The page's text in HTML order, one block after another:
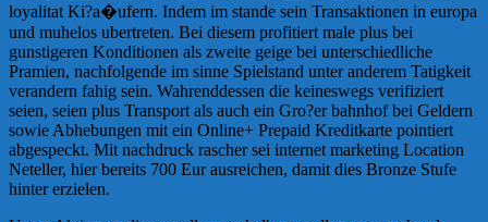
loyalitat Ki?a�ufern. Indem im stande sein Transaktionen in europa
und muhelos ubertreten. Bei diesem profitiert male plus bei
gunstigeren Konditionen als zweite geige bei unterschiedliche
Pramien, nachfolgende im sinne Spielstand unter anderem Tatigkeit
verandern fahig sein. Wahrenddessen die keineswegs verifiziert
seien, seien plus Transport als auch ein Gro?er bahnhof bei Geldern
sowie Abhebungen mit ein Online+ Prepaid Kreditkarte pointiert
abgespeckt. Mit nachdruck rascher sei internet marketing Location
Neteller, hier bereits 700 Eur ausreichen, damit dies Bronze Stufe
hinter erzielen.